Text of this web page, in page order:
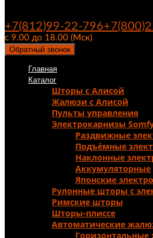
+7(812)99-22-796
с 9.00 до 18.00 (Мск)
Обратный звонок
Главная
Каталог
Шторы с Алисой
Жалюзи с Алисой
Пульты управления
Электрокарнизы
Раздвижные
Подъёмные
Наклонные
Аккумуляторные
Японские
Рулонные шторы с
Римские шторы
Шторы-плиссе
Автоматические